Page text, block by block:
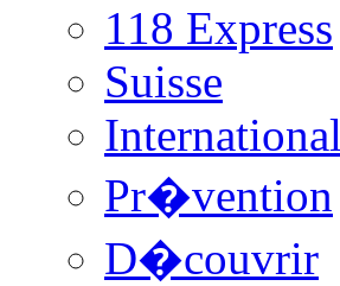
118 Express
Suisse
International
Pr�vention
D�couvrir